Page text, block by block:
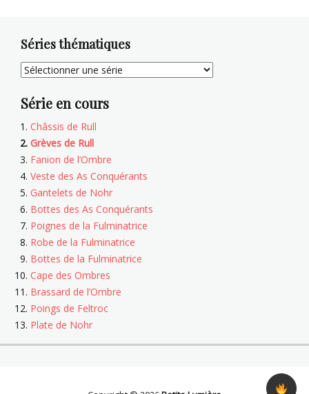
Séries thématiques
Série en cours
Châssis de Rull
Grèves de Rull
Fanion de l’Ombre
Veste des As Conquérants
Gantelets de Nohr
Bottes des As Conquérants
Poignes de la Fulminatrice
Robe de la Fulminatrice
Bottes de la Fulminatrice
Cape des Ombres
Brassard de l’Ombre
Poings de Feltroc
Plate de Nohr